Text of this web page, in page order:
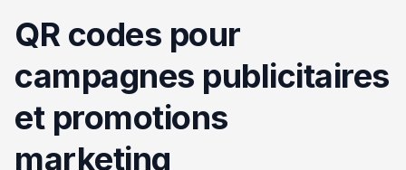
QR codes pour
campagnes publicitaires
et promotions
marketing